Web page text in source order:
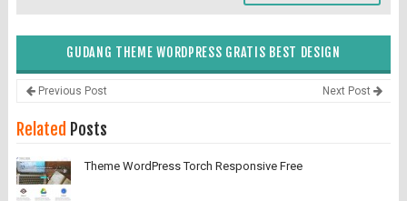
GUDANG THEME WORDPRESS GRATIS BEST DESIGN
Previous Post Next Post
Related Posts
Theme WordPress Torch Responsive Free